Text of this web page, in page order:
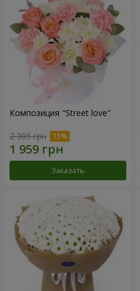
Композиция "Street love"
2 305 грн
Заказать